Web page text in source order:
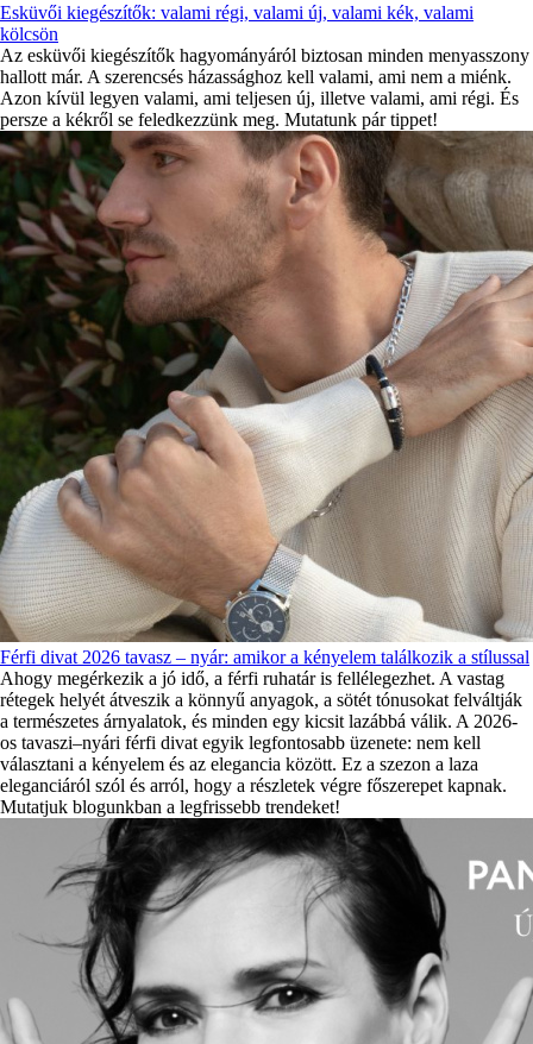
Esküvői kiegészítők: valami régi, valami új, valami kék, valami
kölcsön
Az esküvői kiegészítők hagyományáról biztosan minden menyasszony
hallott már. A szerencsés házassághoz kell valami, ami nem a miénk.
Azon kívül legyen valami, ami teljesen új, illetve valami, ami régi. És
persze a kékről se feledkezzünk meg. Mutatunk pár tippet!
Férfi divat 2026 tavasz – nyár: amikor a kényelem találkozik a stílussal
Ahogy megérkezik a jó idő, a férfi ruhatár is fellélegezhet. A vastag
rétegek helyét átveszik a könnyű anyagok, a sötét tónusokat felváltják
a természetes árnyalatok, és minden egy kicsit lazábbá válik. A 2026-
os tavaszi–nyári férfi divat egyik legfontosabb üzenete: nem kell
választani a kényelem és az elegancia között. Ez a szezon a laza
eleganciáról szól és arról, hogy a részletek végre főszerepet kapnak.
Mutatjuk blogunkban a legfrissebb trendeket!